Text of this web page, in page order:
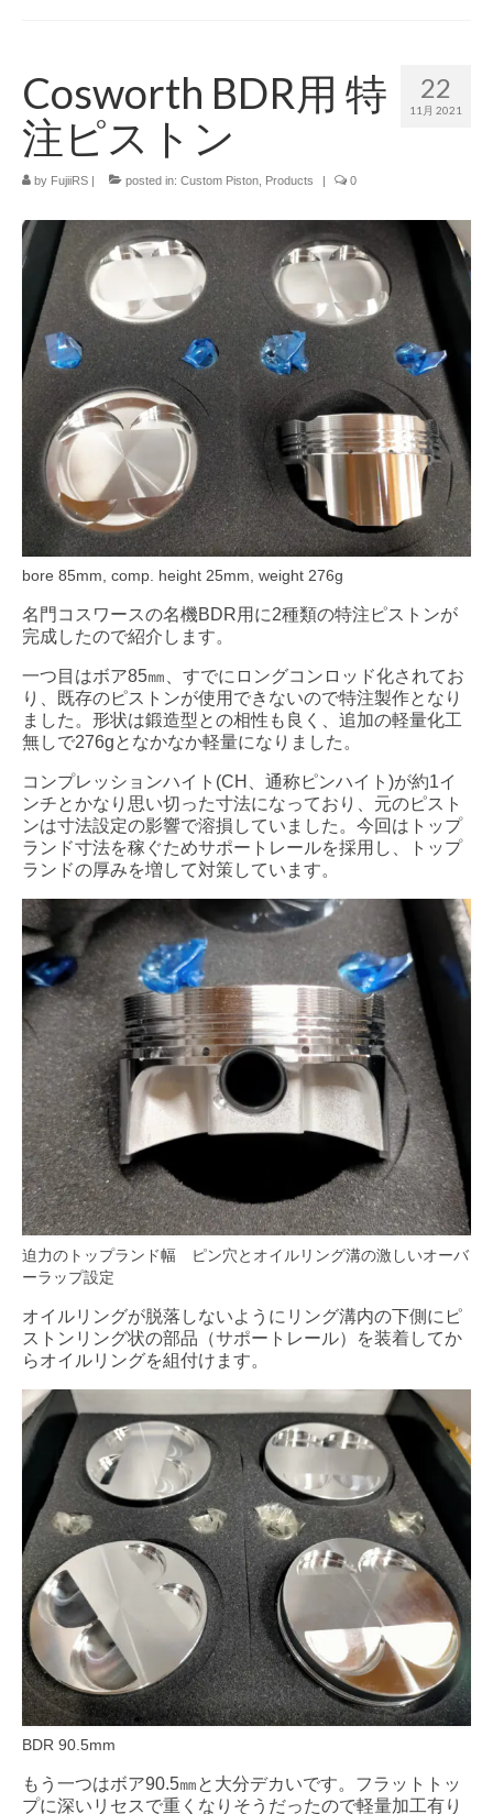
22
11月 2021
Cosworth BDR用 特
注ピストン
by FujiiRS | posted in: Custom Piston Products | 0
bore 85mm, comp. height 25mm, weight 276g
名門コスワースの名機BDR用に2種類の特注ピストンが
完成したので紹介します。
一つ目はボア85㎜、すでにロングコンロッド化されてお
り、既存のピストンが使用できないので特注製作となり
ました。形状は鍛造型との相性も良く、追加の軽量化工
無しで276gとなかなか軽量になりました。
コンプレッションハイト(CH、通称ピンハイト)が約1イ
ンチとかなり思い切った寸法になっており、元のピスト
ンは寸法設定の影響で溶損していました。今回はトップ
ランド寸法を稼ぐためサポートレールを採用し、トップ
ランドの厚みを増して対策しています。
迫力のトップランド幅 ピン穴とオイルリング溝の激しいオーバ
ーラップ設定
オイルリングが脱落しないようにリング溝内の下側にピ
ストンリング状の部品（サポートレール）を装着してか
らオイルリングを組付けます。
BDR 90.5mm
もう一つはボア90.5㎜と大分デカいです。フラットトッ
プに深いリセスで重くなりそうだったので軽量加工有り